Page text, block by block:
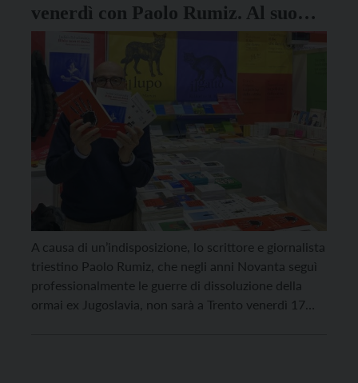
venerdì con Paolo Rumiz. Al suo
posto il libraio dell’Arcadia Giorgio
Gizzi
A causa di un’indisposizione, lo scrittore e giornalista
triestino Paolo Rumiz, che negli anni Novanta seguì
professionalmente le guerre di dissoluzione della
ormai ex Jugoslavia, non sarà a Trento venerdì 17